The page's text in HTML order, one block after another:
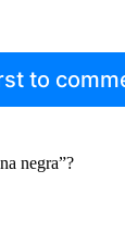
to
negra”?